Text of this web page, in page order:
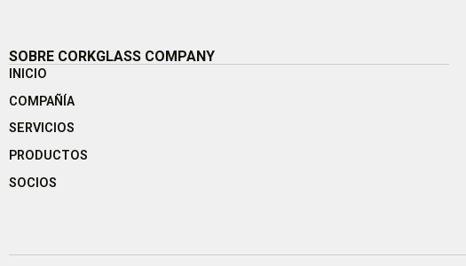
SOBRE CORKGLASS COMPANY
INICIO
COMPAÑÍA
SERVICIOS
PRODUCTOS
SOCIOS